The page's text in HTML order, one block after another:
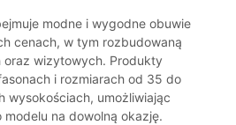
modne i wygodne obuwie
cenach, w tym rozbudowaną
wizytowych. Produkty
i rozmiarach od 35 do
wysokościach, umożliwiając
na dowolną okazję.